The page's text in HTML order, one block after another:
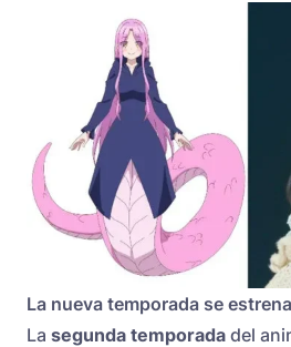
La nueva temporada se
La segunda temporada del